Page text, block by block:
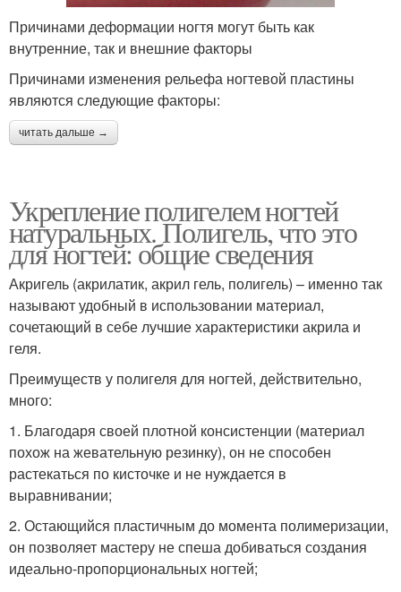
Причинами деформации ногтя могут быть как
внутренние, так и внешние факторы
Причинами изменения рельефа ногтевой пластины
являются следующие факторы:
читать дальше →
Укрепление полигелем ногтей
натуральных. Полигель, что это
для ногтей: общие сведения
Акригель (акрилатик, акрил гель, полигель) – именно так
называют удобный в использовании материал,
сочетающий в себе лучшие характеристики акрила и
геля.
Преимуществ у полигеля для ногтей, действительно,
много:
1. Благодаря своей плотной консистенции (материал
похож на жевательную резинку), он не способен
растекаться по кисточке и не нуждается в
выравнивании;
2. Остающийся пластичным до момента полимеризации,
он позволяет мастеру не спеша добиваться создания
идеально-пропорциональных ногтей;